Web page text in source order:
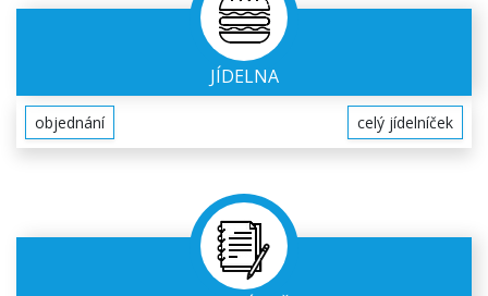
JÍDELNA
objednání celý jídelníček